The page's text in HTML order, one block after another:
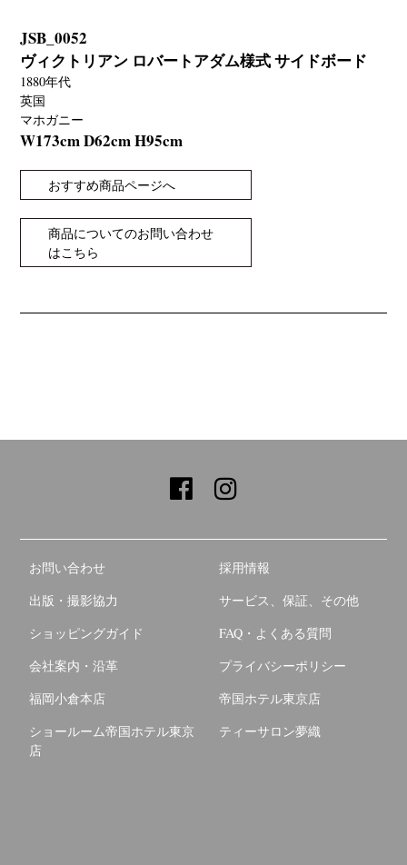
JSB_0052
ヴィクトリアン ロバートアダム様式 サイドボード
1880年代
英国
マホガニー
W173cm D62cm H95cm
おすすめ商品ページへ
商品についてのお問い合わせ
はこちら
お問い合わせ
採用情報
出版・撮影協力
サービス、保証、その他
ショッピングガイド
FAQ・よくある質問
会社案内・沿革
プライバシーポリシー
福岡小倉本店
帝国ホテル東京店
ショールーム帝国ホテル東京
店
ティーサロン夢織